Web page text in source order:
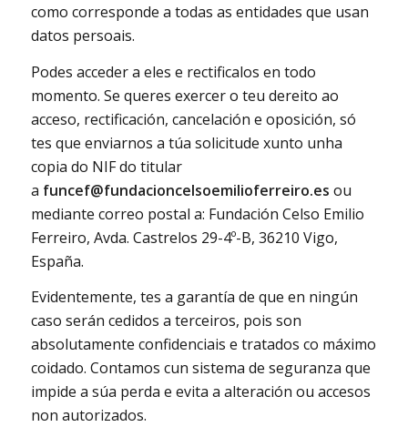
como corresponde a todas as entidades que usan
datos persoais.
Podes acceder a eles e rectificalos en todo
momento. Se queres exercer o teu dereito ao
acceso, rectificación, cancelación e oposición, só
tes que enviarnos a túa solicitude xunto unha
copia do NIF do titular
a funcef@fundacioncelsoemilioferreiro.es ou
mediante correo postal a: Fundación Celso Emilio
Ferreiro, Avda. Castrelos 29-4º-B, 36210 Vigo,
España.
Evidentemente, tes a garantía de que en ningún
caso serán cedidos a terceiros, pois son
absolutamente confidenciais e tratados co máximo
coidado. Contamos cun sistema de seguranza que
impide a súa perda e evita a alteración ou accesos
non autorizados.